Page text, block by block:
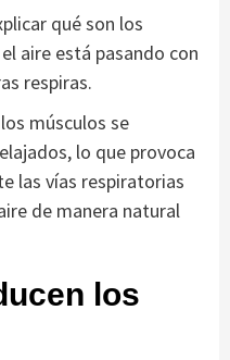
qué son los
aire está pasando con
respiras.
músculos se
lo que provoca
las vías respiratorias
de manera natural
los